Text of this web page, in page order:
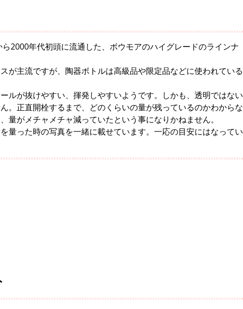
2000年代初頭に流通した、ボウモアのハイグレードのラインナ
が主流ですが、陶器ボトルは高級品や限定品などに使われている
ルが抜けやすい、揮発しやすいようです。しかも、透明ではない
。正直開栓するまで、どのくらいの量が残っているのかわからな
量がメチャメチャ減っていたという事になりかねません。
量った時の写真を一緒に載せています。一応の目安にはなってい